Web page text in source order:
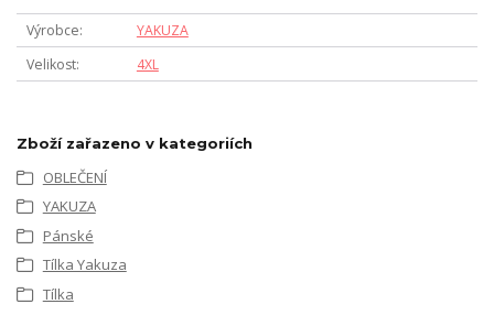
Výrobce
YAKUZA
Velikost
4XL
Zboží zařazeno v kategoriích
OBLEČENÍ
YAKUZA
Pánské
Tílka Yakuza
Tílka